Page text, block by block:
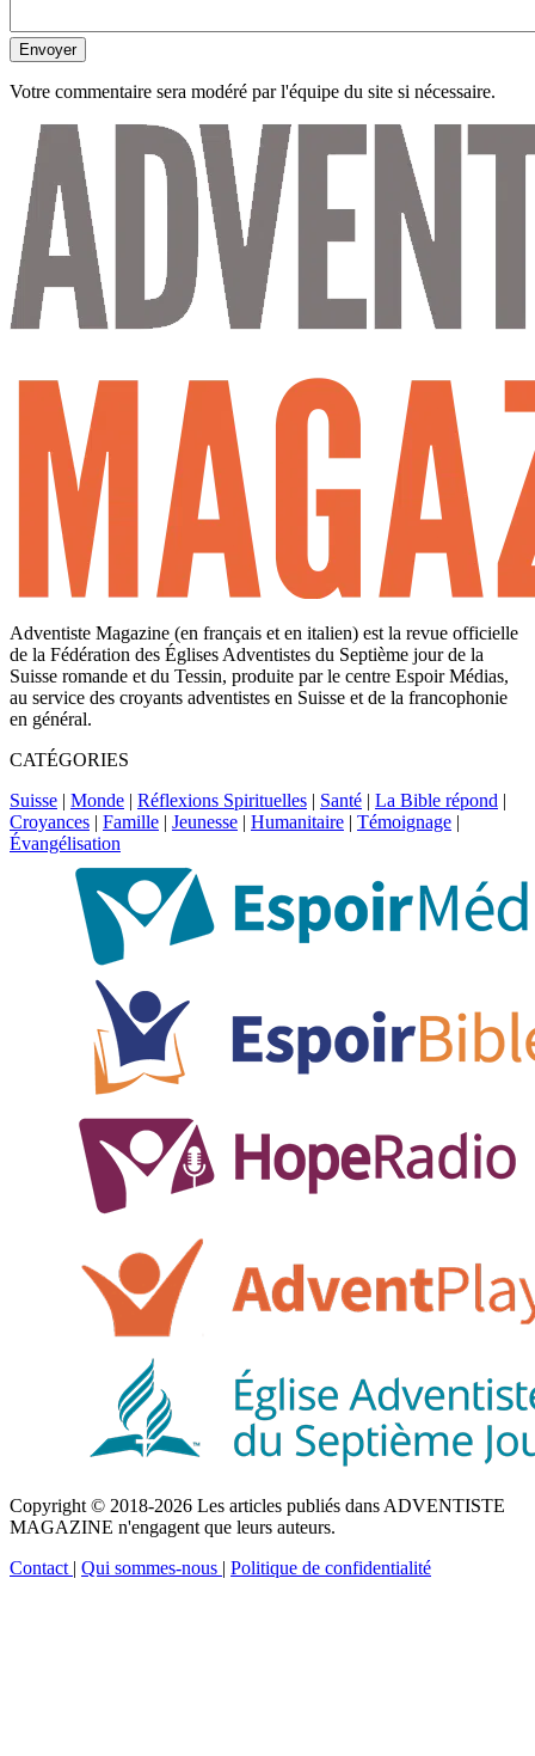
Envoyer
Votre commentaire sera modéré par l'équipe du site si nécessaire.
Adventiste Magazine (en français et en italien) est la revue officielle
de la Fédération des Églises Adventistes du Septième jour de la
Suisse romande et du Tessin, produite par le centre Espoir Médias,
au service des croyants adventistes en Suisse et de la francophonie
en général.
CATÉGORIES
Suisse | Monde | Réflexions Spirituelles | Santé | La Bible répond |
Croyances | Famille | Jeunesse | Humanitaire | Témoignage |
Évangélisation
Copyright © 2018-2026 Les articles publiés dans ADVENTISTE
MAGAZINE n'engagent que leurs auteurs.
Contact | Qui sommes-nous | Politique de confidentialité